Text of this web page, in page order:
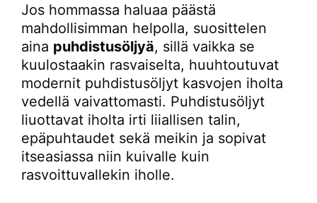
Jos hommassa haluaa päästä
mahdollisimman helpolla, suosittelen
aina puhdistusöljyä, sillä vaikka se
kuulostaakin rasvaiselta, huuhtoutuvat
modernit puhdistusöljyt kasvojen iholta
vedellä vaivattomasti. Puhdistusöljyt
liuottavat iholta irti liiallisen talin,
epäpuhtaudet sekä meikin ja sopivat
itseasiassa niin kuivalle kuin
rasvoittuvallekin iholle.